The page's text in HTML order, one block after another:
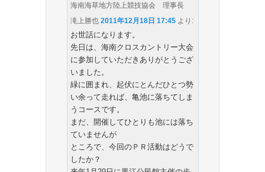
海南海草地方陸上競技協会 理事長
滝上勝也 2011年12月18日 17:45 より:
お世話になります。
先日は、海南クロスカントリー大会
に参加していただきありがとうござ
いました。
緑に囲まれ、起伏にとんだひとつ勢
い余って走れば、亀池に落ちてしま
うコースです。
まだ、開催してひとりも池には落ち
ていませんが
ところで、今回のＰＲ活動はどうで
したか？